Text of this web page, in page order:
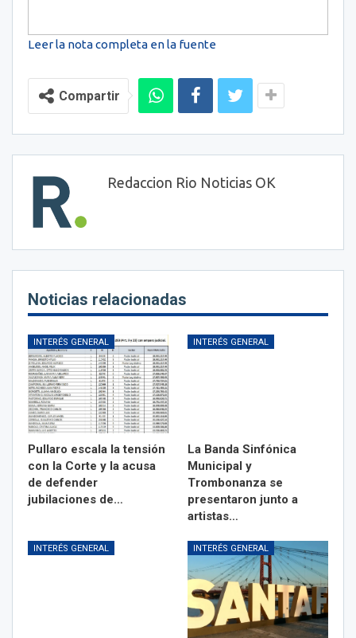
Leer la nota completa en la fuente
Compartir
Redaccion Rio Noticias OK
Noticias relacionadas
INTERÉS GENERAL
Pullaro escala la tensión
con la Corte y la acusa
de defender
jubilaciones de…
INTERÉS GENERAL
La Banda Sinfónica
Municipal y
Trombonanza se
presentaron junto a
artistas…
INTERÉS GENERAL INTERÉS GENERAL